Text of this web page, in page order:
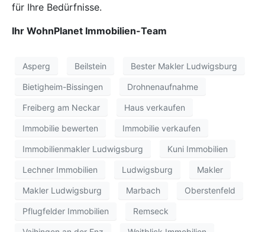
für Ihre Bedürfnisse.
Ihr WohnPlanet Immobilien-Team
Asperg Beilstein Bester Makler Ludwigsburg
Bietigheim-Bissingen Drohnenaufnahme
Freiberg am Neckar Haus verkaufen
Immobilie bewerten Immobilie verkaufen
Immobilienmakler Ludwigsburg Kuni Immobilien
Lechner Immobilien Ludwigsburg Makler
Makler Ludwigsburg Marbach Oberstenfeld
Pflugfelder Immobilien Remseck